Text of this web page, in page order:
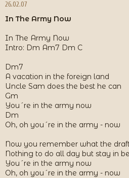
26.02.07
In The Army Now
In The Army Now
Intro: Dm Am7 Dm C
Dm7
A vacation in the foreign land
Uncle Sam does the best he can
Gm
You´re in the army now
Dm
Oh, oh you´re in the army - now
Now you remember what the
Nothing to do all day but stay in
You´re in the army now
Oh, oh you´re in the army - now